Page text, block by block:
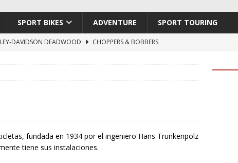
SPORT BIKES ADVENTURE SPORT TOURING
DAVIDSON DEADWOOD
CHOPPERS & BOBBERS
fundada en 1934 por el ingeniero Hans Trunkenpolz
tiene sus instalaciones.